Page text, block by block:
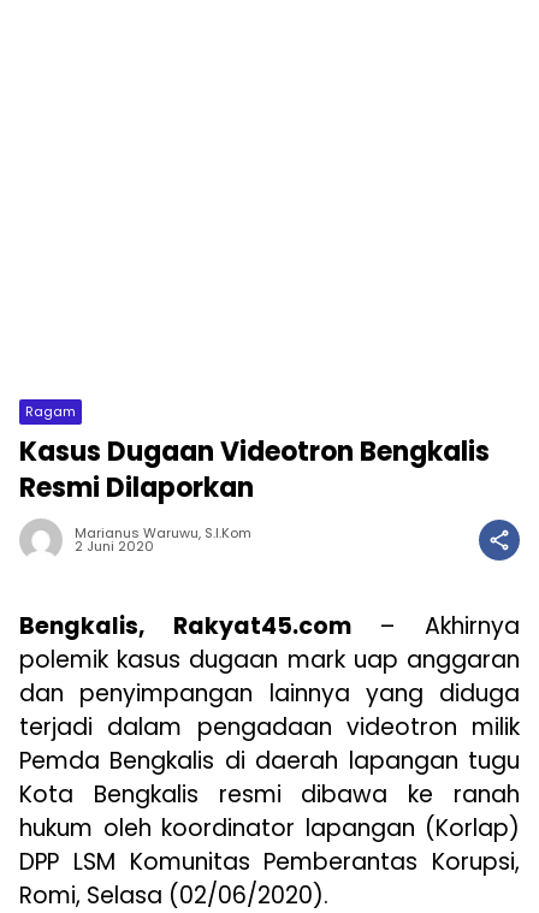
Ragam
Kasus Dugaan Videotron Bengkalis
Resmi Dilaporkan
Marianus Waruwu, S.I.Kom
2 Juni 2020
Bengkalis, Rakyat45.com– Akhirnya
polemik kasus dugaan mark uap anggaran
dan penyimpangan lainnya yang diduga
terjadi dalam pengadaan videotron milik
Pemda Bengkalis di daerah lapangan tugu
Kota Bengkalis resmi dibawa ke ranah
hukum oleh koordinator lapangan (Korlap)
DPP LSM Komunitas Pemberantas Korupsi,
Romi, Selasa (02/06/2020).